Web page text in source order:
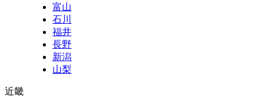
富山
石川
福井
長野
新潟
山梨
近畿